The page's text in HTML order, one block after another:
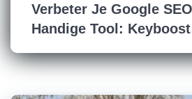
Verbeter Je Google
Handige Tool: